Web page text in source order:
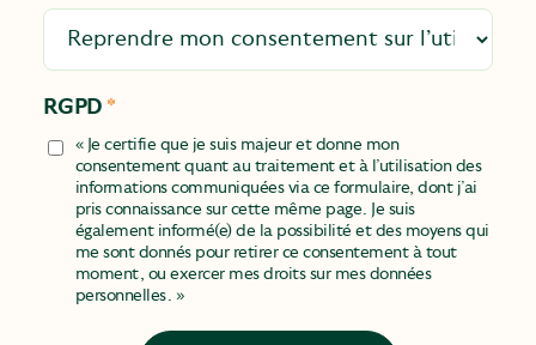
RGPD *
« Je certifie que je suis majeur et donne mon
consentement quant au traitement et à l’utilisation des
informations communiquées via ce formulaire, dont j’ai
pris connaissance sur cette même page. Je suis
également informé(e) de la possibilité et des moyens qui
me sont donnés pour retirer ce consentement à tout
moment, ou exercer mes droits sur mes données
personnelles. »